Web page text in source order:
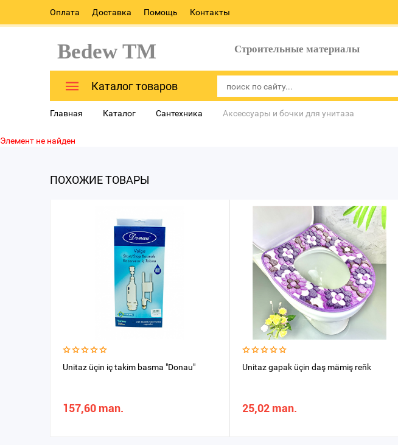
Оплата Доставка Помощь Контакты
Bedew TM Строительные материалы
Каталог товаров
Главная Каталог Сантехника Аксессуары и бочки для унитаза
Элемент не найден
ПОХОЖИЕ ТОВАРЫ
Unitaz üçin iç takim basma "Donau"
157,60 man.
Unitaz gapak üçin daş mämiş reňk
25,02 man.